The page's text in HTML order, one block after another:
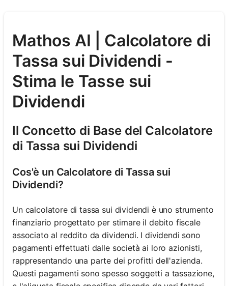
Mathos AI | Calcolatore di
Tassa sui Dividendi -
Stima le Tasse sui
Dividendi
Il Concetto di Base del Calcolatore
di Tassa sui Dividendi
Cos'è un Calcolatore di Tassa sui
Dividendi?
Un calcolatore di tassa sui dividendi è uno strumento
finanziario progettato per stimare il debito fiscale
associato al reddito da dividendi. I dividendi sono
pagamenti effettuati dalle società ai loro azionisti,
rappresentando una parte dei profitti dell'azienda.
Questi pagamenti sono spesso soggetti a tassazione,